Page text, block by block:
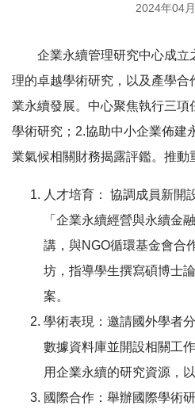
2024年04
企業永續管理研究中心成立
理的卓越學術研究，以及產學合
業永續發展。中心聚焦執行三項
學術研究；2.協助中小企業佈建
業氣候相關財務揭露評鑑。推動
人才培育： 協調成員新開
「企業永續經營與永續金
講，與NGO循環基金會合
坊，指導學生撰寫碩博士
案。
學術表現：邀請國外學者
數據資料庫並開設相關工
用企業永續的研究資源，
國際合作：舉辦國際學術